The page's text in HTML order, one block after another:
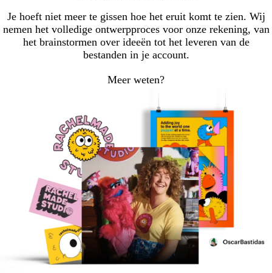
Je hoeft niet meer te gissen hoe het eruit komt te zien. Wij
nemen het volledige ontwerpproces voor onze rekening, van
het brainstormen over ideeën tot het leveren van de
bestanden in je account.
Meer weten?